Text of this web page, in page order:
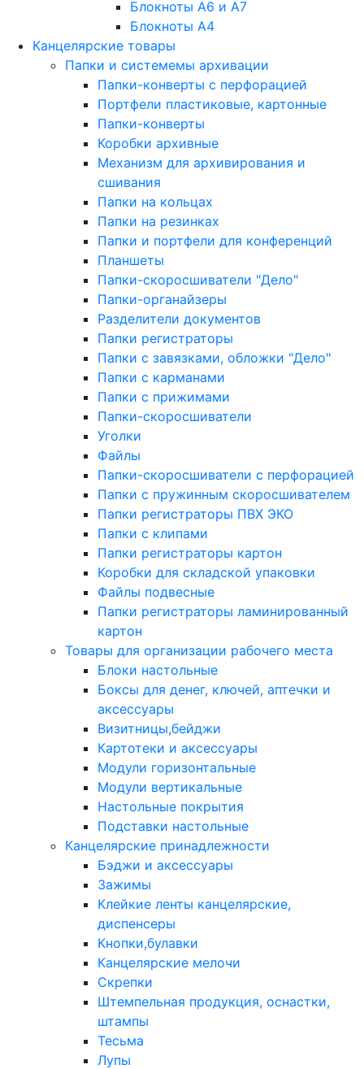
Блокноты A6 и A7
Блокноты A4
Канцелярские товары
Папки и системемы архивации
Папки-конверты с перфорацией
Портфели пластиковые, картонные
Папки-конверты
Коробки архивные
Механизм для архивирования и
сшивания
Папки на кольцах
Папки на резинках
Папки и портфели для конференций
Планшеты
Папки-скоросшиватели "Дело"
Папки-органайзеры
Разделители документов
Папки регистраторы
Папки с завязками, обложки "Дело"
Папки с карманами
Папки с прижимами
Папки-скоросшиватели
Уголки
Файлы
Папки-скоросшиватели с перфорацией
Папки с пружинным скоросшивателем
Папки регистраторы ПВХ ЭКО
Папки с клипами
Папки регистраторы картон
Коробки для складской упаковки
Файлы подвесные
Папки регистраторы ламинированный
картон
Товары для организации рабочего места
Блоки настольные
Боксы для денег, ключей, аптечки и
аксессуары
Визитницы,бейджи
Картотеки и аксессуары
Модули горизонтальные
Модули вертикальные
Настольные покрытия
Подставки настольные
Канцелярские принадлежности
Бэджи и аксессуары
Зажимы
Клейкие ленты канцелярские,
диспенсеры
Кнопки,булавки
Канцелярские мелочи
Скрепки
Штемпельная продукция, оснастки,
штампы
Тесьма
Лупы